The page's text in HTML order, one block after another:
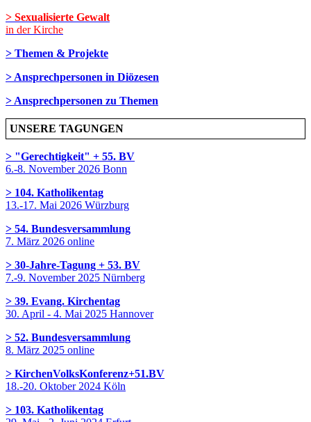
> Sexualisierte Gewalt
in der Kirche
> Themen & Projekte
> Ansprechpersonen in Diözesen
> Ansprechpersonen zu Themen
UNSERE TAGUNGEN
> "Gerechtigkeit" + 55. BV
6.-8. November 2026 Bonn
> 104. Katholikentag
13.-17. Mai 2026 Würzburg
> 54. Bundesversammlung
7. März 2026 online
> 30-Jahre-Tagung + 53. BV
7.-9. November 2025 Nürnberg
> 39. Evang. Kirchentag
30. April - 4. Mai 2025 Hannover
> 52. Bundesversammlung
8. März 2025 online
> KirchenVolksKonferenz+51.BV
18.-20. Oktober 2024 Köln
> 103. Katholikentag